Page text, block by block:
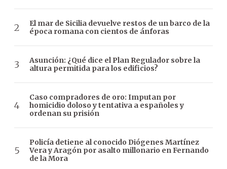
El mar de Sicilia devuelve restos de un barco de la
época romana con cientos de ánforas
Asunción: ¿Qué dice el Plan Regulador sobre la
altura permitida para los edificios?
Caso compradores de oro: Imputan por
homicidio doloso y tentativa a españoles y
ordenan su prisión
Policía detiene al conocido Diógenes Martínez
Vera y Aragón por asalto millonario en Fernando
de la Mora